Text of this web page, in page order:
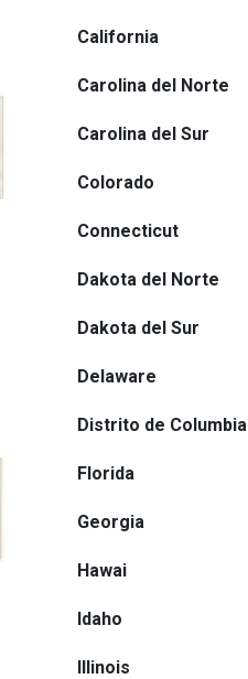
California
Carolina del Norte
Carolina del Sur
Colorado
Connecticut
Dakota del Norte
Dakota del Sur
Delaware
Distrito de Columbia
Florida
Georgia
Hawai
Idaho
Illinois